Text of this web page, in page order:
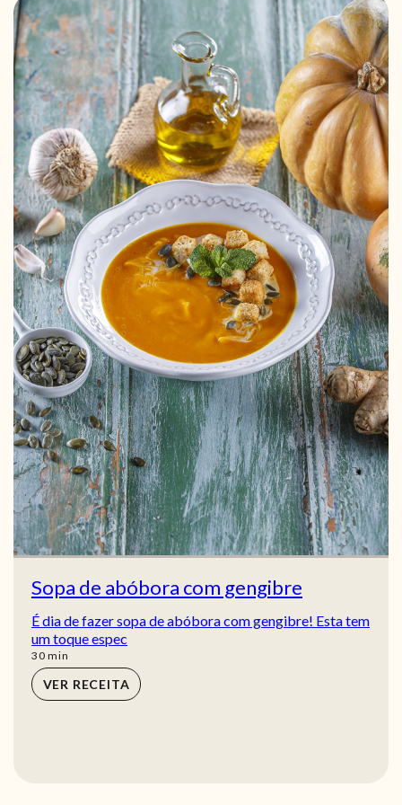
Sopa de abóbora com gengibre
É dia de fazer sopa de abóbora com gengibre! Esta tem
um toque espec
30min
min
VER RECEITA